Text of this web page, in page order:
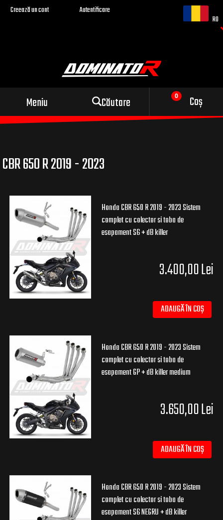
Creează un cont
Autentificare
RO
Meniu Căutare Coș
Evacuare sport pentru
motocicleta ta
CBR 650 R 2019 - 2023
Honda CBR 650 R 2019 - 2023 Sistem
complet cu colector si toba de
esapament S6 + dB killer
3.400,00 Lei
ADAUGĂ ÎN COȘ
Honda CBR 650 R 2019 - 2023 Sistem
complet cu colector si toba de
esapament GP + dB killer medium
3.650,00 Lei
ADAUGĂ ÎN COȘ
Honda CBR 650 R 2019 - 2023 Sistem
complet cu colector si toba de
esapament S6 NEGRU + dB killer